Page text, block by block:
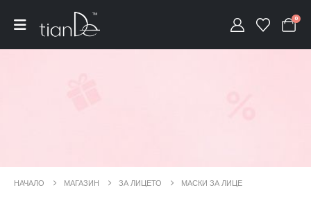
0
НАЧАЛО МАГАЗИН ЗА ЛИЦЕТО МАСКИ ЗА ЛИЦЕ